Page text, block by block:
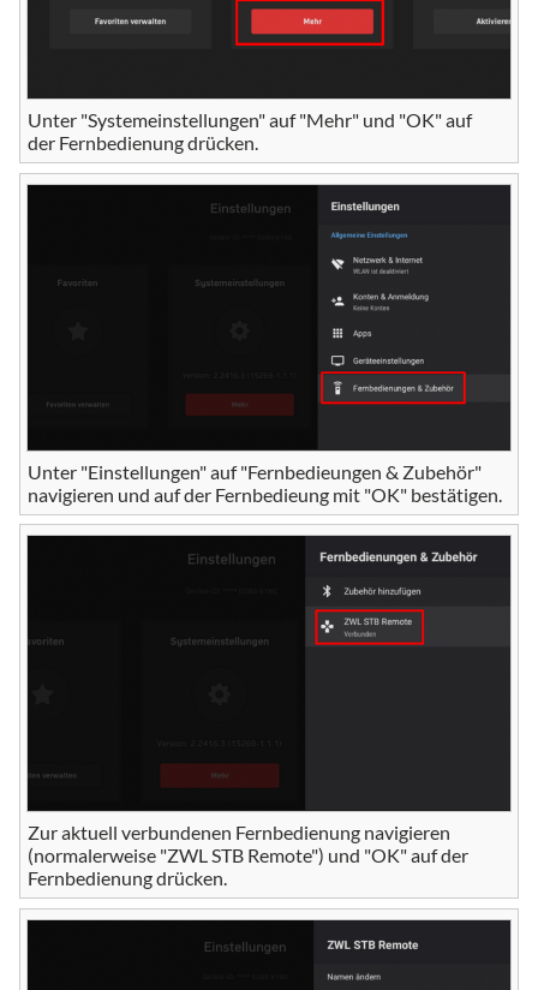
Unter "Systemeinstellungen" auf "Mehr" und "OK" auf
der Fernbedienung drücken.
Unter "Einstellungen" auf "Fernbedieungen & Zubehör"
navigieren und auf der Fernbedieung mit "OK" bestätigen.
Zur aktuell verbundenen Fernbedienung navigieren
(normalerweise "ZWL STB Remote") und "OK" auf der
Fernbedienung drücken.